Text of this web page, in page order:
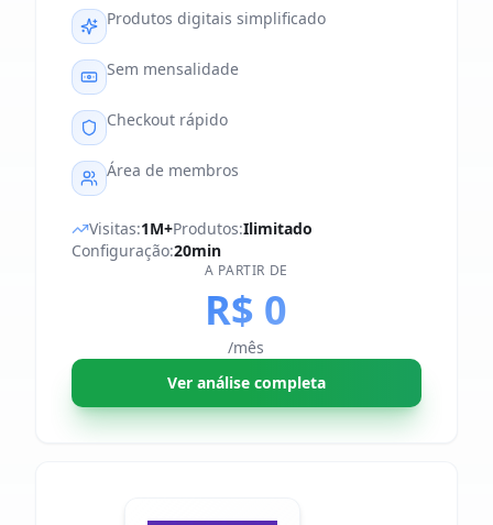
Produtos digitais simplificado
Sem mensalidade
Checkout rápido
Área de membros
Visitas:1M+Produtos:Ilimitado
Configuração:20min
A PARTIR DE
R$ 0
/mês
Ver análise completa